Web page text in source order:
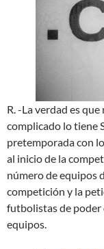
R. -La verdad es
complicado lo tiene
pretemporada con
al inicio de la
número de equipos
competición y la
futbolistas de poder
equipos.